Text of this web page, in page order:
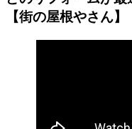
【街の屋根やさん】